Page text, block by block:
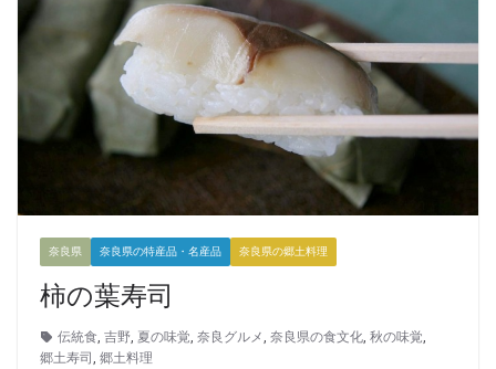
奈良県 奈良県の特産品・名産品 奈良県の郷土料理
柿の葉寿司
伝統食 吉野 夏の味覚 奈良グルメ 奈良県の食文化 秋の味覚
郷土寿司 郷土料理